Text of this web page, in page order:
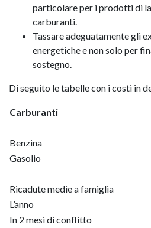
particolare per i prodotti di
carburanti.
Tassare adeguatamente gli
energetiche e non solo per
sostegno.
Di seguito le tabelle con i costi in
Carburanti
Benzina
Gasolio
Ricadute medie a famiglia
L’anno
In 2 mesi di conflitto